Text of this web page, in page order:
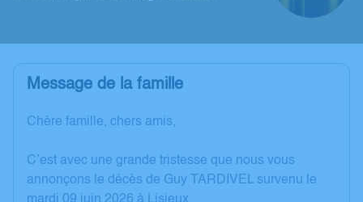
Message de la famille
Chère famille, chers amis,
C’est avec une grande tristesse que nous vous
annonçons le décès de Guy TARDIVEL survenu le